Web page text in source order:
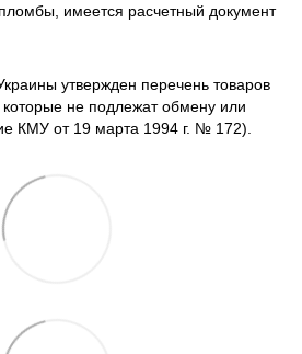
имеется расчетный документ
утвержден перечень товаров
не подлежат обмену или
КМУ от 19 марта 1994 г. № 172).